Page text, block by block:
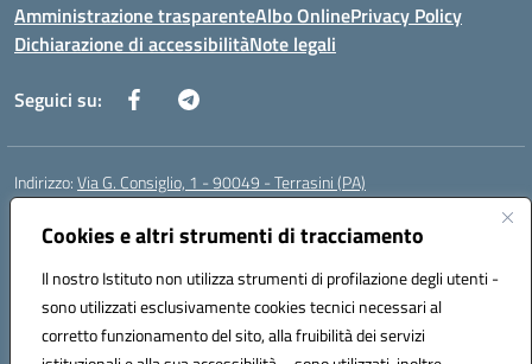
Cookies e altri strumenti di tracciamento
Il nostro Istituto non utilizza strumenti di profilazione degli utenti -
sono utilizzati esclusivamente cookies tecnici necessari al
corretto funzionamento del sito, alla fruibilità dei servizi
Amministrazione trasparenteAlbo OnlinePrivacy Policy
Dichiarazione di accessibilitàNote legali
Seguici su:
Indirizzo:Via G. Consiglio, 1 - 90049 - Terrasini (PA)
Centralino:
Posta elettronica certificata (PEC):paic88700d@pec.istruzione.it
Codice fiscale: 80025710825
Codice meccanografico:PAIC88700D
Codice Indice delle Pubbliche Amministrazioni (IPA): istsc_paic88700d
Codice unico di fatturazione (CUF): UF7LHF